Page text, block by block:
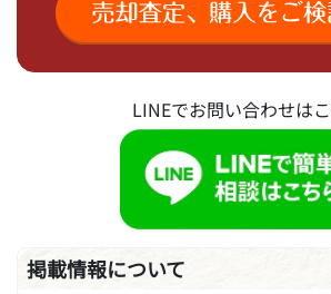
LINEでお問い合わせは
掲載情報について